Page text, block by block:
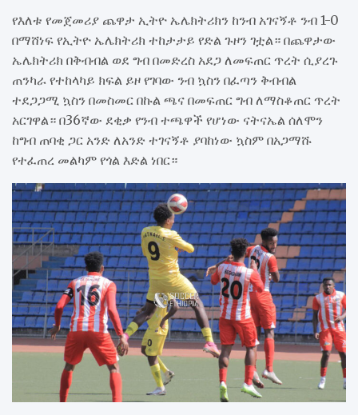
የእለቱ የመጀመሪያ ጨዋታ ኢትዮ ኤሌክትሪክን ከንብ አገናኝቶ ንብ 1-0
በማሸነፍ የኢትዮ ኤሌክትሪክ ተከታታይ የድል ጉዞን ገቷል። በጨዋታው
ኤሌክትሪክ በቅብብል ወደ ግብ በመድረስ አደጋ ለመፍጠር ጥረት ሲያረጉ
ጠንካራ የተከላካይ ክፍል ይዞ የገባው ንብ ኳስን በፈጣን ቅብብል
ተደጋጋሚ ኳስን በመስመር በኩል ጫና በመፍጠር ግብ ለማስቆጠር ጥረት
አርገዋል። በ36ኛው ደቂቃ የንብ ተጫዋች የሆነው ናትናኤል ሰለሞን
ከግብ ጠባቂ ጋር አንድ ለአንድ ተገናኝቶ ያባከነው ኳስም በአጋማሹ
የተፈጠረ መልካም የጎል እድል ነበር።